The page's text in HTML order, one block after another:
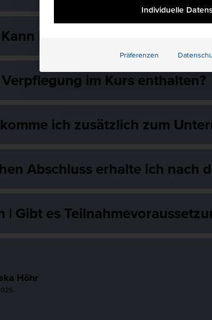
ich für diesen Kurs
im Kurs enthalten?
ich zusätzlich zum
Abschluss erhalte ich nach
| Gibt es
Höhr
Individuelle
Präferenzen